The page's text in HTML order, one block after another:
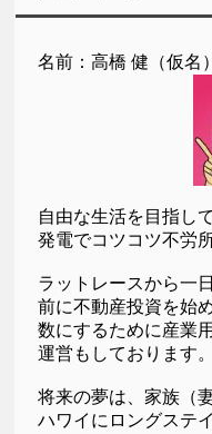
名前：高橋 健（仮名）
自由な生活を目指し
発電でコツコツ不労
ラットレースから一
前に不動産投資を始
数にするために産業
運営もしております。
将来の夢は、家族（
ハワイにロングステ